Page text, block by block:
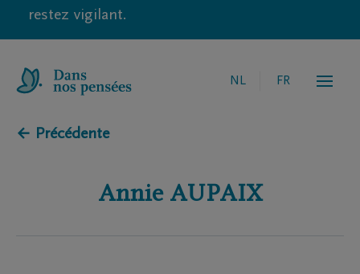
restez vigilant.
NL FR
← Précédente
Annie AUPAIX